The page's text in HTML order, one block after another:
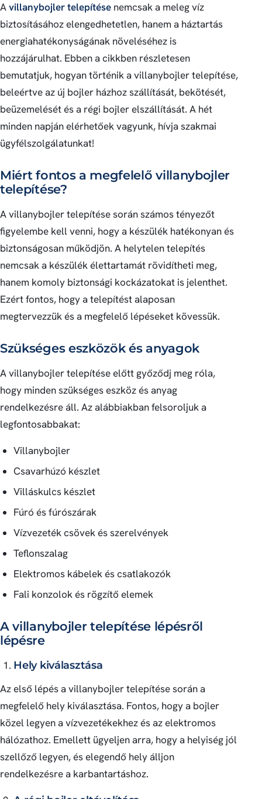
Avillanybojler telepítése nemcsak a meleg víz
biztosításához elengedhetetlen, hanem a háztartás
energiahatékonyságának növeléséhez is
hozzájárulhat. Ebben a cikkben részletesen
bemutatjuk, hogyan történik a villanybojler telepítése,
beleértve az új bojler házhoz szállítását, bekötését,
beüzemelését és a régi bojler elszállítását. A hét
minden napján elérhetőek vagyunk, hívja szakmai
ügyfélszolgálatunkat!
Miért fontos a megfelelő villanybojler
telepítése?
A villanybojler telepítése során számos tényezőt
figyelembe kell venni, hogy a készülék hatékonyan és
biztonságosan működjön. A helytelen telepítés
nemcsak a készülék élettartamát rövidítheti meg,
hanem komoly biztonsági kockázatokat is jelenthet.
Ezért fontos, hogy a telepítést alaposan
megtervezzük és a megfelelő lépéseket kövessük.
Szükséges eszközök és anyagok
A villanybojler telepítése előtt győződj meg róla,
hogy minden szükséges eszköz és anyag
rendelkezésre áll. Az alábbiakban felsoroljuk a
legfontosabbakat:
Villanybojler
Csavarhúzó készlet
Villáskulcs készlet
Fúró és fúrószárak
Vízvezeték csövek és szerelvények
Teflonszalag
Elektromos kábelek és csatlakozók
Fali konzolok és rögzítő elemek
A villanybojler telepítése lépésről
lépésre
Hely kiválasztása
Az első lépés a villanybojler telepítése során a
megfelelő hely kiválasztása. Fontos, hogy a bojler
közel legyen a vízvezetékekhez és az elektromos
hálózathoz. Emellett ügyeljen arra, hogy a helyiség jól
szellőző legyen, és elegendő hely álljon
rendelkezésre a karbantartáshoz.